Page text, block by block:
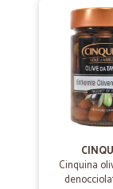
l'omaggio di
Ho fatto la
Ho fatto la spesa
soddisfatta. Sto
Cinquina